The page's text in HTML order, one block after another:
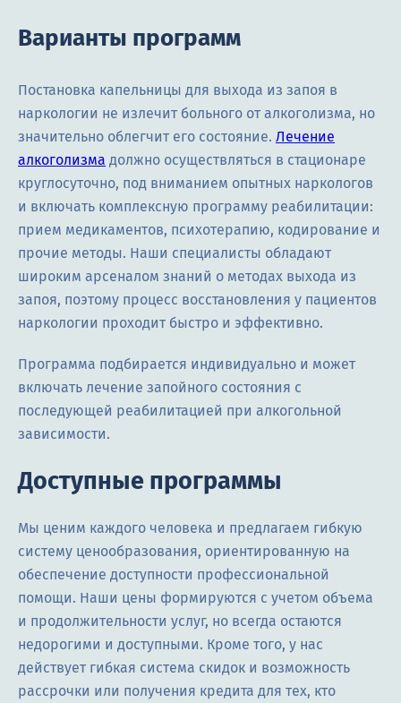
Варианты программ
Постановка капельницы для выхода из запоя в
наркологии не излечит больного от алкоголизма, но
значительно облегчит его состояние. Лечение
алкоголизма должно осуществляться в стационаре
круглосуточно, под вниманием опытных наркологов
и включать комплексную программу реабилитации:
прием медикаментов, психотерапию, кодирование и
прочие методы. Наши специалисты обладают
широким арсеналом знаний о методах выхода из
запоя, поэтому процесс восстановления у пациентов
наркологии проходит быстро и эффективно.
Программа подбирается индивидуально и может
включать лечение запойного состояния с
последующей реабилитацией при алкогольной
зависимости.
Доступные программы
Мы ценим каждого человека и предлагаем гибкую
систему ценообразования, ориентированную на
обеспечение доступности профессиональной
помощи. Наши цены формируются с учетом объема
и продолжительности услуг, но всегда остаются
недорогими и доступными. Кроме того, у нас
действует гибкая система скидок и возможность
рассрочки или получения кредита для тех, кто